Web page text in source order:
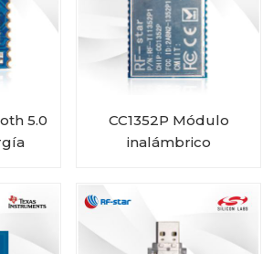
5.0
CC1352P Módulo
inalámbrico
y 2,4 GHz RF-TI1352P1